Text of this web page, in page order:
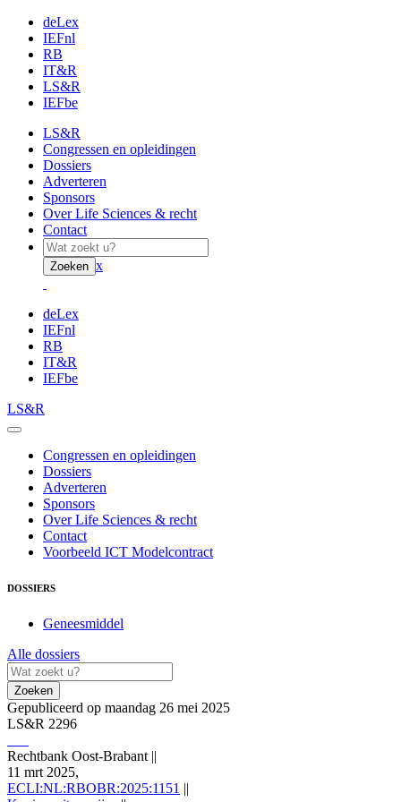
deLex
IEFnl
RB
IT&R
LS&R
IEFbe
LS&R
Congressen en opleidingen
Dossiers
Adverteren
Sponsors
Over Life Sciences & recht
Contact
Zoeken x
deLex
IEFnl
RB
IT&R
IEFbe
LS&R
Congressen en opleidingen
Dossiers
Adverteren
Sponsors
Over Life Sciences & recht
Contact
Voorbeeld ICT Modelcontract
DOSSIERS
Geneesmiddel
Alle dossiers
Zoeken
Gepubliceerd op maandag 26 mei 2025
LS&R 2296
Rechtbank Oost-Brabant ||
11 mrt 2025,
ECLI:NL:RBOBR:2025:1151 ||